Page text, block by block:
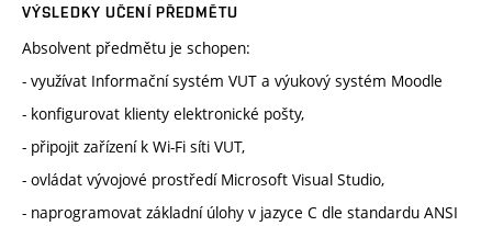
VÝSLEDKY UČENÍ PŘEDMĚTU
Absolvent předmětu je schopen:
- využívat Informační systém VUT a výukový systém Moodle
- konfigurovat klienty elektronické pošty,
- připojit zařízení k Wi-Fi síti VUT,
- ovládat vývojové prostředí Microsoft Visual Studio,
- naprogramovat základní úlohy v jazyce C dle standardu ANSI